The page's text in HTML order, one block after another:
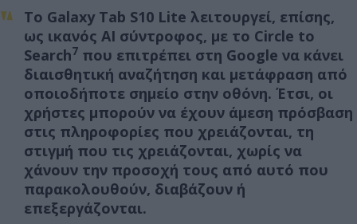
Το Galaxy Tab S10 Lite λειτουργεί, επίσης,
ως ικανός AI σύντροφος, με το Circle to
Search7 που επιτρέπει στη Google να κάνει
διαισθητική αναζήτηση και μετάφραση από
οποιοδήποτε σημείο στην οθόνη. Έτσι, οι
χρήστες μπορούν να έχουν άμεση πρόσβαση
στις πληροφορίες που χρειάζονται, τη
στιγμή που τις χρειάζονται, χωρίς να
χάνουν την προσοχή τους από αυτό που
παρακολουθούν, διαβάζουν ή
επεξεργάζονται.